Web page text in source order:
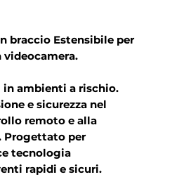
braccio Estensibile per
in ambienti a rischio.
e sicurezza nel
remoto e alla
Progettato per
tecnologia
rapidi e sicuri.